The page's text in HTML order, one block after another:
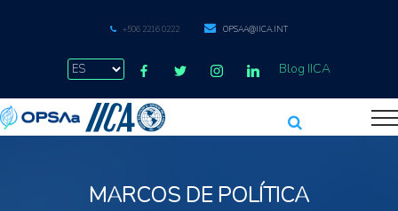
+506 2216 0222 OPSAA@IICA.INT
Blog IICA
MARCOS DE POLÍTICA